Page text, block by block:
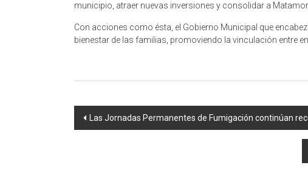
municipio, atraer nuevas inversiones y consolidar a
Con acciones como ésta, el Gobierno Municipal que
bienestar de las familias, promoviendo la vinculación entre
Navegación
Las Jornadas Permanentes de Fumigación continúan